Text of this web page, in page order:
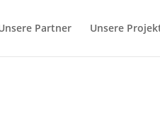
Partner Unsere